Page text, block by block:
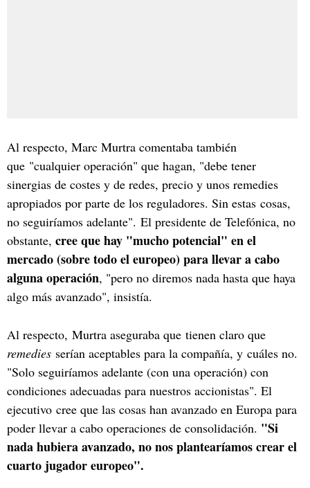
Al respecto, Marc Murtra comentaba también
que "cualquier operación" que hagan, "debe tener
sinergias de costes y de redes, precio y unos remedies
apropiados por parte de los reguladores. Sin estas cosas,
no seguiríamos adelante". El presidente de Telefónica, no
obstante, cree que hay "mucho potencial" en el
mercado (sobre todo el europeo) para llevar a cabo
alguna operación, "pero no diremos nada hasta que haya
algo más avanzado", insistía.
Al respecto, Murtra aseguraba que tienen claro que
remedies serían aceptables para la compañía, y cuáles no.
"Solo seguiríamos adelante (con una operación) con
condiciones adecuadas para nuestros accionistas". El
ejecutivo cree que las cosas han avanzado en Europa para
poder llevar a cabo operaciones de consolidación. "Si
nada hubiera avanzado, no nos plantearíamos crear el
cuarto jugador europeo".